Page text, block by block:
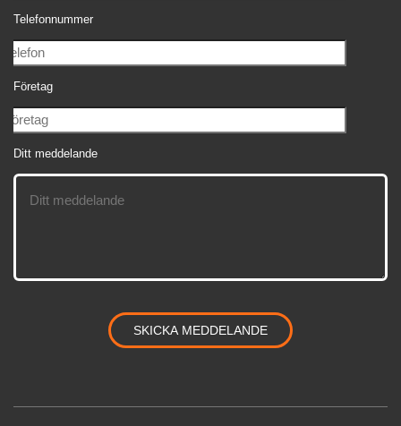
Telefonnummer
Företag
Ditt meddelande